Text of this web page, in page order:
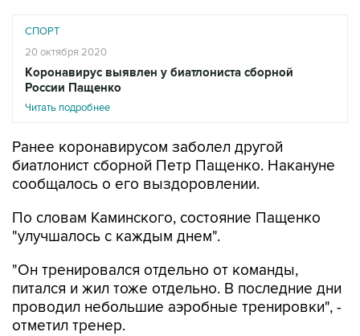
СПОРТ
20 октября 2020
Коронавирус выявлен у биатлониста сборной
России Пащенко
Читать подробнее
Ранее коронавирусом заболел другой
биатлонист сборной Петр Пащенко. Накануне
сообщалось о его выздоровлении.
По словам Каминского, состояние Пащенко
"улучшалось с каждым днем".
"Он тренировался отдельно от команды,
питался и жил тоже отдельно. В последние дни
проводил небольшие аэробные тренировки", -
отметил тренер.